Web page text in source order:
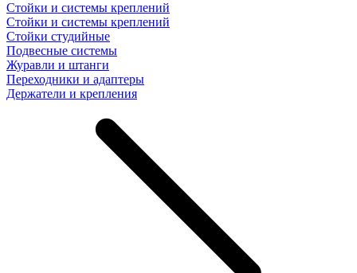
Стойки и системы креплений
Стойки и системы креплений
Стойки студийные
Подвесные системы
Журавли и штанги
Переходники и адаптеры
Держатели и крепления